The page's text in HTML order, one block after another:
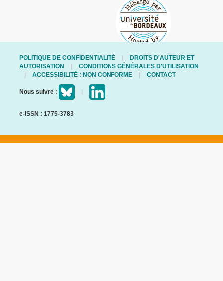
POLITIQUE DE CONFIDENTIALITÉ
DROITS D'AUTEUR ET
AUTORISATION
CONDITIONS GÉNÉRALES D'UTILISATION
ACCESSIBILITÉ : NON CONFORME
CONTACT
Nous suivre :
e-ISSN : 1775-3783